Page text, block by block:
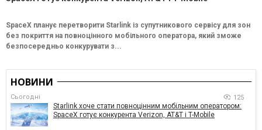
SpaceX планує перетворити Starlink із супутникового сервісу для зон
без покриття на повноцінного мобільного оператора, який зможе
безпосередньо конкурувати з...
НОВИНИ
Сьогодні 125
Starlink хоче стати повноцінним мобільним оператором:
SpaceX готує конкурента Verizon, AT&T і T-Mobile